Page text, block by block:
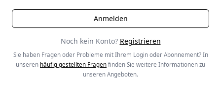
Noch kein Konto? Registrieren
Sie haben Fragen oder Probleme mit Ihrem Login oder Abonnement? In
unseren häufig gestellten Fragen finden Sie weitere Informationen zu
unseren Angeboten.